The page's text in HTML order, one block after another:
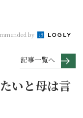
by
記事一覧へ
いと母は言